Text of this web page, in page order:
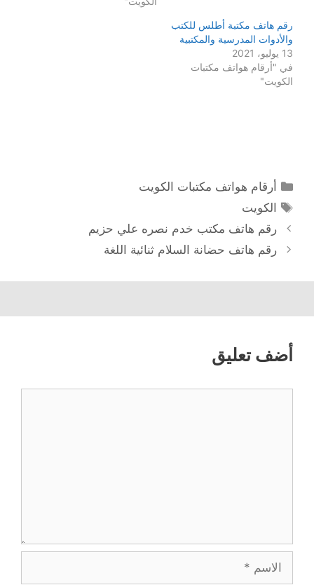
رقم هاتف مكتبة أطلس للكتب
والأدوات المدرسية والمكتبية
13 يوليو، 2021
في "أرقام هواتف مكتبات
الكويت"
التصنيفات
أرقام هواتف مكتبات الكويت
الوسوم
الكويت
رقم هاتف مكتب خدم نصره علي حزيم
رقم هاتف حضانة السلام ثنائية اللغة
أضف تعليق